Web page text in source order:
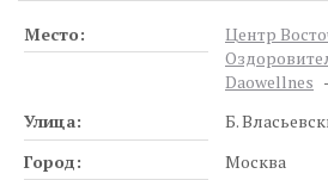
Место:
Центр
Daowellnes -
Улица:
Б.
Город:
Москва